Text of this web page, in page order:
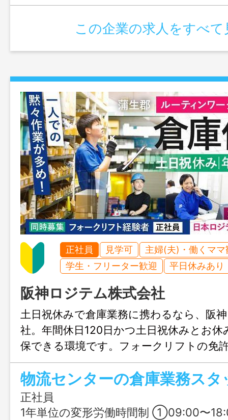
この企業の求人をすべて
正社員 見学可
主婦(夫)・働くママ
学生・フリーター歓迎
平日休みあり
阪神ロジテム株式会社
土日祝休みで倉庫業務に携わるなら、阪
社。年間休日120日かつ土日祝休みとお
保できる環境です。フォークリフトの免
社後に取得可能！取得費用や日程のサポ
ャリアチェンジでも安心です。
物流センターの倉庫業務スタ
正社員
1年単位の変形労働時間制 ①09:00〜18:00 ②09:00〜19:00 ※①および②の勤務にて、年間の勤務時間数を調整